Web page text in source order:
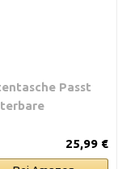
Passt
25,99 €